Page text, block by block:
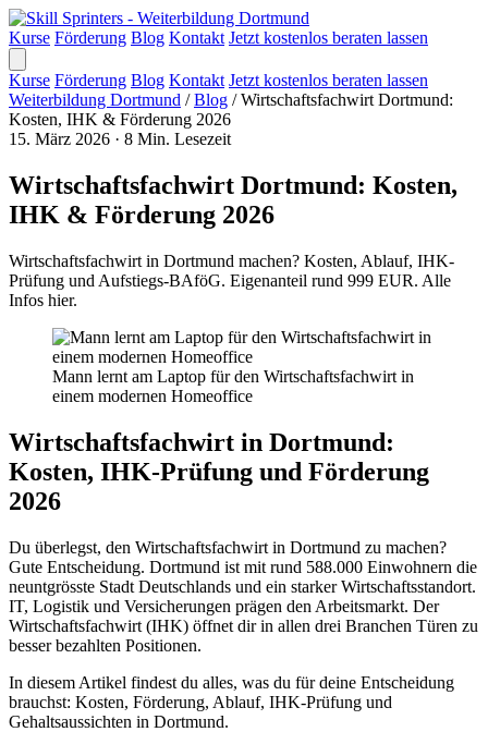
Kurse Förderung Blog Kontakt Jetzt kostenlos beraten lassen
Kurse Förderung Blog Kontakt Jetzt kostenlos beraten lassen
Weiterbildung Dortmund / Blog / Wirtschaftsfachwirt Dortmund:
Kosten, IHK & Förderung 2026
15. März 2026 · 8 Min. Lesezeit
Wirtschaftsfachwirt Dortmund: Kosten,
IHK & Förderung 2026
Wirtschaftsfachwirt in Dortmund machen? Kosten, Ablauf, IHK-
Prüfung und Aufstiegs-BAföG. Eigenanteil rund 999 EUR. Alle
Infos hier.
Mann lernt am Laptop für den Wirtschaftsfachwirt in
einem modernen Homeoffice
Wirtschaftsfachwirt in Dortmund:
Kosten, IHK-Prüfung und Förderung
2026
Du überlegst, den Wirtschaftsfachwirt in Dortmund zu machen?
Gute Entscheidung. Dortmund ist mit rund 588.000 Einwohnern die
neuntgrösste Stadt Deutschlands und ein starker Wirtschaftsstandort.
IT, Logistik und Versicherungen prägen den Arbeitsmarkt. Der
Wirtschaftsfachwirt (IHK) öffnet dir in allen drei Branchen Türen zu
besser bezahlten Positionen.
In diesem Artikel findest du alles, was du für deine Entscheidung
brauchst: Kosten, Förderung, Ablauf, IHK-Prüfung und
Gehaltsaussichten in Dortmund.